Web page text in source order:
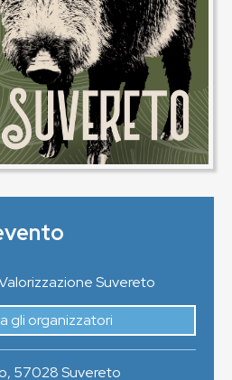
Suvereto
gli organizzatori
, 57028Suvereto